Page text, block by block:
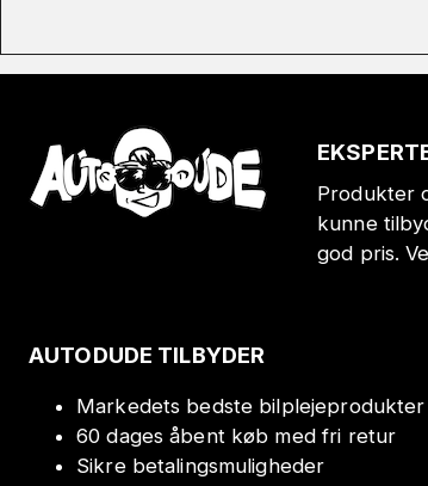
Produkter
kunne
god pris.
AUTODUDE TILBYDER
Markedets bedste bilplejeprodukter
60 dages åbent køb med fri retur
Sikre betalingsmuligheder